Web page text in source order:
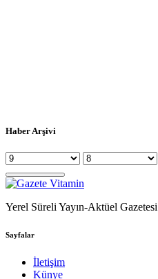
Haber Arşivi
Yerel Süreli Yayın-Aktüel Gazetesi
Sayfalar
İletişim
Künye